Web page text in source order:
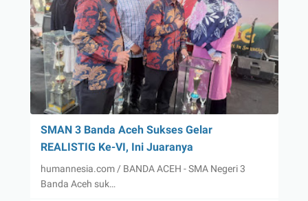
SMAN 3 Banda Aceh Sukses Gelar
REALISTIG Ke-VI, Ini Juaranya
humannesia.com / BANDA ACEH - SMA Negeri 3
Banda Aceh suk…